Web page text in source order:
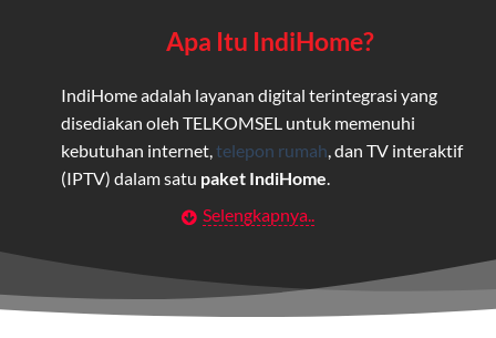
Apa Itu IndiHome?
IndiHome adalah layanan digital terintegrasi yang
disediakan oleh TELKOMSEL untuk memenuhi
kebutuhan internet, telepon rumah , dan TV interaktif
(IPTV) dalam satu paket IndiHome
Layanan Wifi Indihome ini dirancang untuk
maupun individu yang membutuhkan konektivitas dan
hiburan berkualitas tinggi.
Selengkapnya..